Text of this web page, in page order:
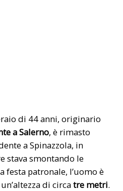
di 44 anni, originario
a Salerno, è rimasto
a Spinazzola, in
stava smontando le
patronale, l’uomo è
di circatre metri.